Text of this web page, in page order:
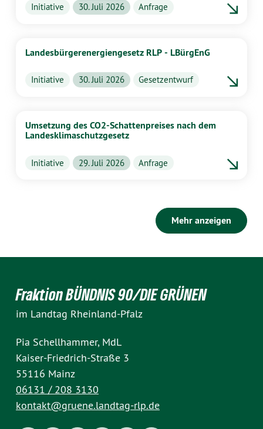
Initiative 30. Juli 2026 Anfrage
Landesbürgerenergiengesetz RLP - LBürgEnG
Initiative 30. Juli 2026 Gesetzentwurf
Umsetzung des CO2-Schattenpreises nach dem
Landesklimaschutzgesetz
Initiative 29. Juli 2026 Anfrage
Mehr anzeigen
Fraktion BÜNDNIS 90/DIE GRÜNEN
im Landtag Rheinland-Pfalz
Pia Schellhammer, MdL
Kaiser-Friedrich-Straße 3
55116 Mainz
06131 / 208 3130
kontakt@gruene.landtag-rlp.de